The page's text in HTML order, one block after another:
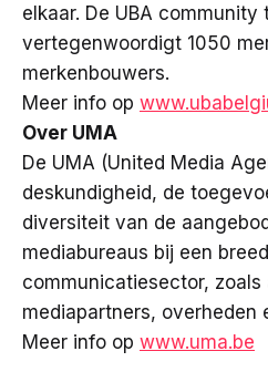
elkaar. De UBA
vertegenwoordigt 1050
merkenbouwers.
Meer info op
Over UMA
De UMA (United Media
deskundigheid, de
diversiteit van de
mediabureaus bij een
communicatiesector, zoals
mediapartners, overheden
Meer info op www.uma.be